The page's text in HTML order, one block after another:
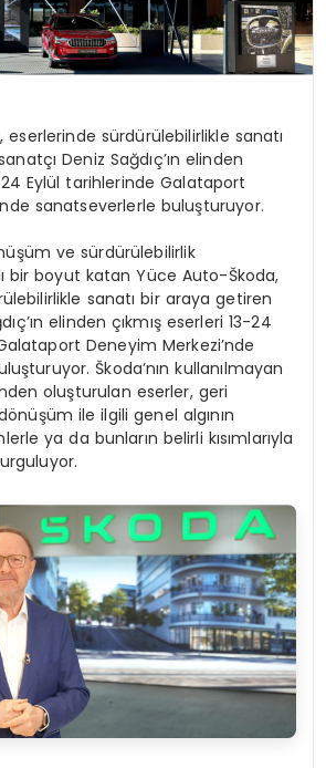
sürdürülebilirlikle sanatı
Deniz Sağdıç’ın elinden
24 Eylül tarihlerinde Galataport
sanatseverlerle buluşturuyor.
ve sürdürülebilirlik
bir boyut katan Yüce Auto-Škoda,
sanatı bir araya getiren
elinden çıkmış eserleri 13-24
Deneyim Merkezi’nde
Škoda’nın kullanılmayan
oluşturulan eserler, geri
ile ilgili genel algının
ya da bunların belirli kısımlarıyla